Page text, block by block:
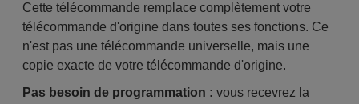
Cette télécommande remplace complètement votre
télécommande d'origine dans toutes ses fonctions. Ce
n'est pas une télécommande universelle, mais une
copie exacte de votre télécommande d'origine.
Pas besoin de programmation : vous recevrez la